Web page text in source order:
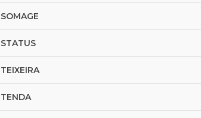
SOMAGE
STATUS
TEIXEIRA
TENDA